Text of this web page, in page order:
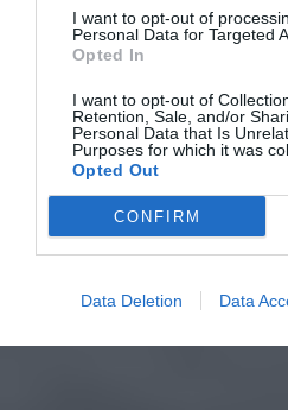
I want to opt-out of
Personal Data for Targeted
Opted In
I want to opt-out of
Retention, Sale, and/or
Personal Data that Is
Purposes for which it was
Opted Out
CONFIRM
Data Deletion Data